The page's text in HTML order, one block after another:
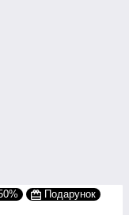
Подарунок